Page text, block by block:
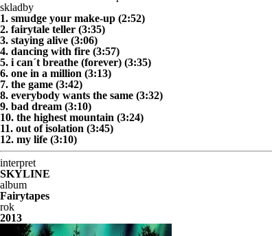
skladby
1. smudge your make-up (2:52)
2. fairytale teller (3:35)
3. staying alive (3:06)
4. dancing with fire (3:57)
5. i can´t breathe (forever) (3:35)
6. one in a million (3:13)
7. the game (3:42)
8. everybody wants the same (3:32)
9. bad dream (3:10)
10. the highest mountain (3:24)
11. out of isolation (3:45)
12. my life (3:10)
interpret
SKYLINE
album
Fairytapes
rok
2013